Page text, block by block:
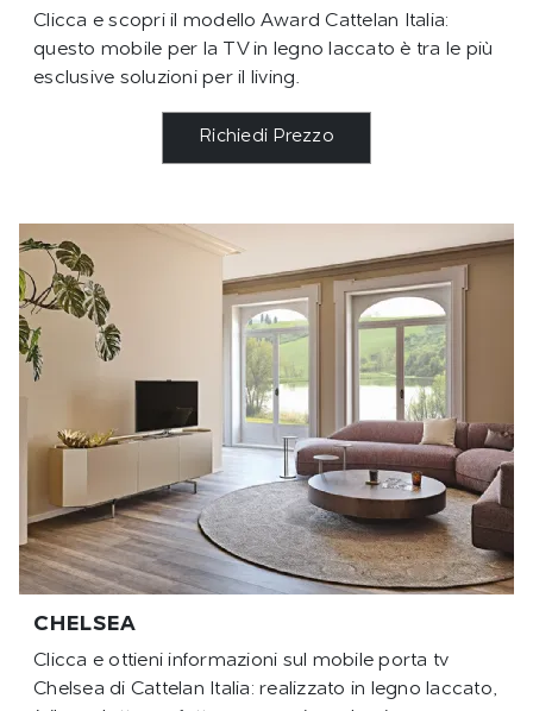
Clicca e scopri il modello Award Cattelan Italia:
questo mobile per la TV in legno laccato è tra le più
esclusive soluzioni per il living.
Richiedi Prezzo
CHELSEA
Clicca e ottieni informazioni sul mobile porta tv
Chelsea di Cattelan Italia: realizzato in legno laccato,